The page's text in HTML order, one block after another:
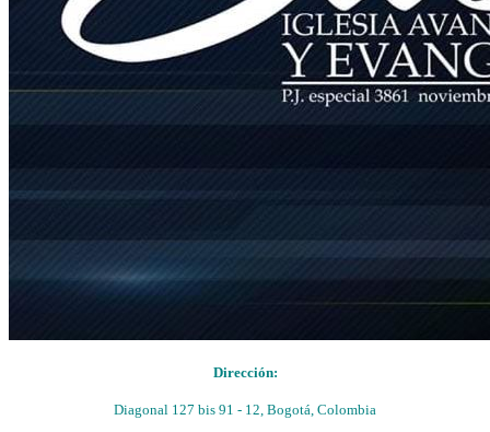
Dirección:
Diagonal 127 bis 91 - 12, Bogotá, Colombia